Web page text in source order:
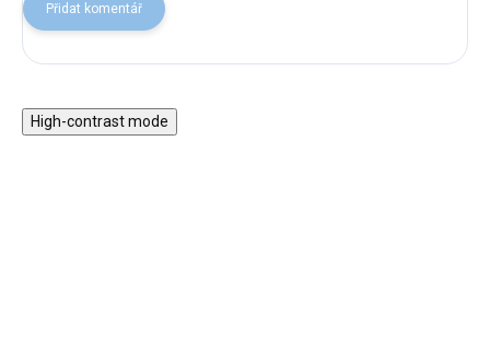
Přidat komentář
High-contrast mode